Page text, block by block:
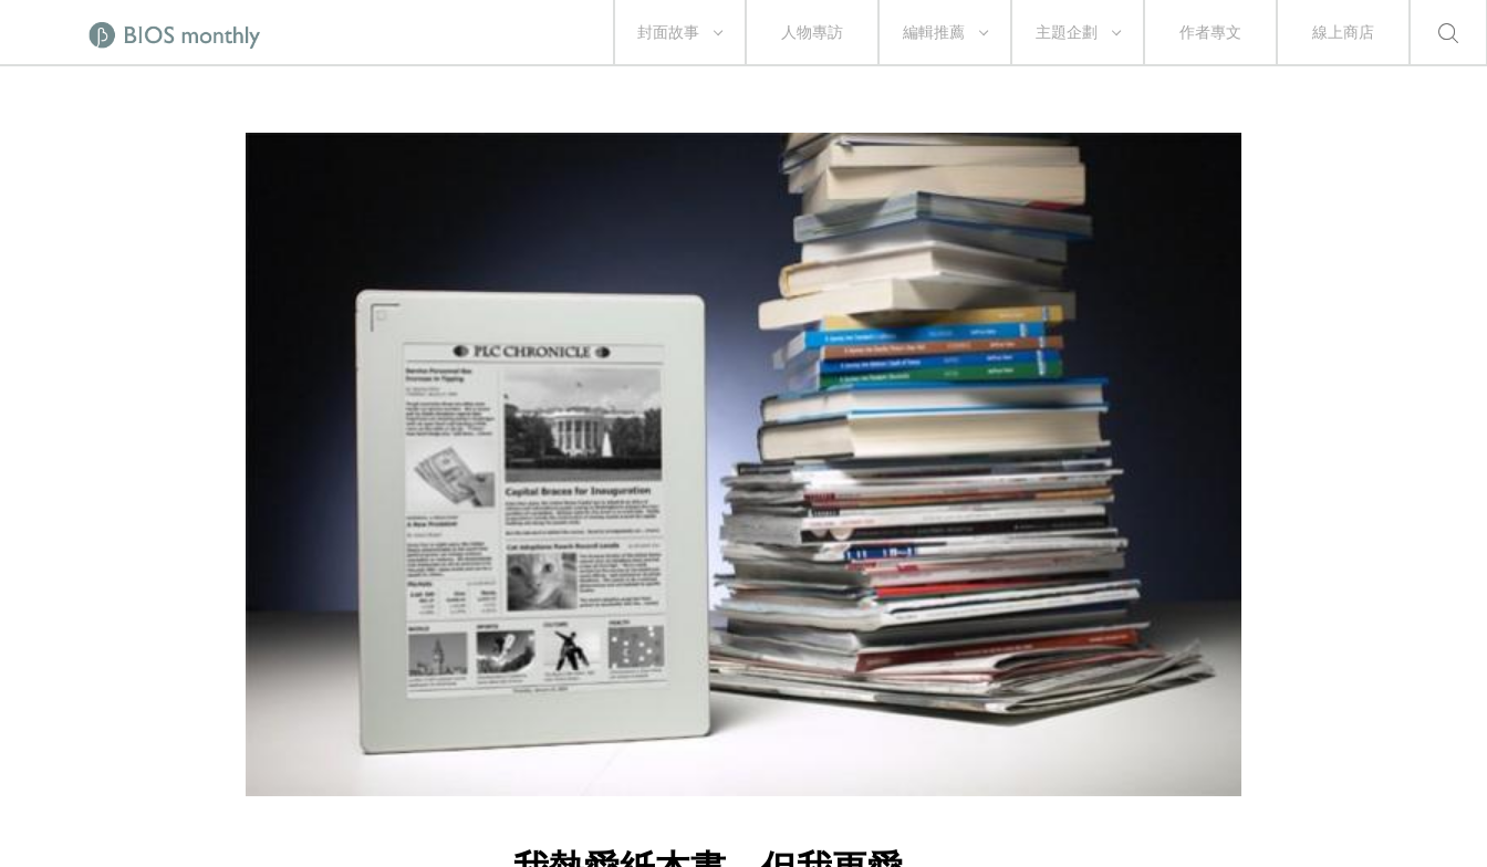
封面故事 人物專訪 編輯推薦 主題企劃 作者專文 線上商店